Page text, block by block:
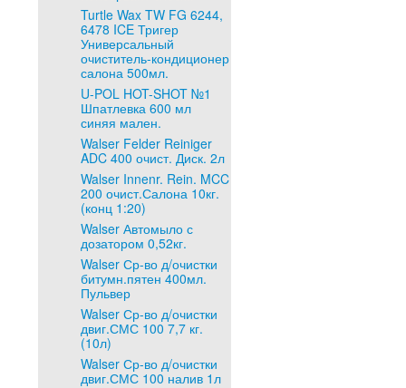
Turtle Wax TW FG 6244,
6478 ICE Тригер
Универсальный
очиститель-кондиционер
салона 500мл.
U-POL HOT-SHOT №1
Шпатлевка 600 мл
синяя мален.
Walser Felder Reiniger
ADC 400 очист. Диск. 2л
Walser Innenr. Rein. MCC
200 очист.Салона 10кг.
(конц 1:20)
Walser Автомыло с
дозатором 0,52кг.
Walser Ср-во д/очистки
битумн.пятен 400мл.
Пульвер
Walser Ср-во д/очистки
двиг.СМС 100 7,7 кг.
(10л)
Walser Ср-во д/очистки
двиг.СМС 100 налив 1л